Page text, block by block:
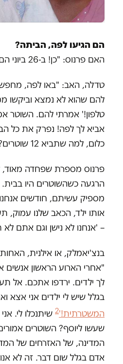
הם הגיעו לפה, הביתה?
האם פרנוס: "כן! ב-26 ביוני הם באו לבית".
טדלה, האב: "באו לפה,
להם שהוא לא נמצא וביקשו
אביא לך לפה! נפרק את כל
כלום, למה שתביא 12 שוטרים? על מה?"
פרנוס מספרת שפחדה מאוד,
הרגעה כשהשוטרים היו
מספיק עשיתם, חודשים
אותו ילד, הכאב שלנו עמוק,
– 'אנחנו לא נישן וגם אתם לא
בנצ'יאמלק, או אילנית,
"אחרי הארוע הראשון אנשים
לך ילדים. ירדפו אתכם. אל
בגלל שיש לי ילדים אני אצא
המשטרתית!'2 שיתנכלו לי.
שעשו ליוסף? השוטרים
המדינה, של האזרחים של
אדם בגלל שום דבר. זה לא